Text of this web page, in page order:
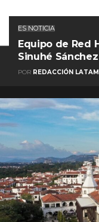
ES NOTICIA
Equipo de Red
Sinuhé Sánchez
POR REDACCIÓN LATAM